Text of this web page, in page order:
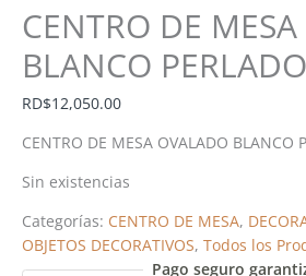
CENTRO DE
BLANCO PERLADO
RD$12,050.00
CENTRO DE MESA OVALADO BLANCO
Sin existencias
Categorías: CENTRO DE MESA,
OBJETOS DECORATIVOS, Todos los
Pago seguro